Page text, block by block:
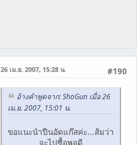
#190
26 เม.ย. 2007, 15:28 น.
อ้างคำพูดจาก: ShoGun เมื่อ 26
เม.ย. 2007, 15:01 น.
ขอแนะนำปืนอัดแก๊สค่ะ...ส้มว่า
จะไปซื้อพอดี